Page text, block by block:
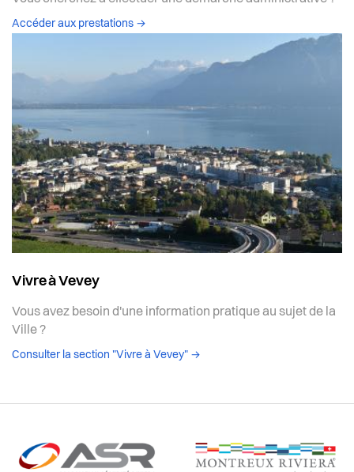
Accéder aux prestations →
Vivre à Vevey
Vous avez besoin d'une information pratique au sujet de la
Ville ?
Consulter la section "Vivre à Vevey" →